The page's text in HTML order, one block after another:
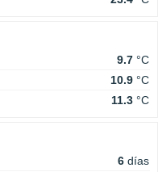
9.7 °C
10.9 °C
11.3 °C
6 días